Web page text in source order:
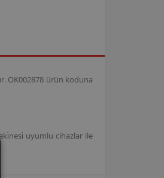
OK002878 ürün koduna
uyumlu cihazlar ile